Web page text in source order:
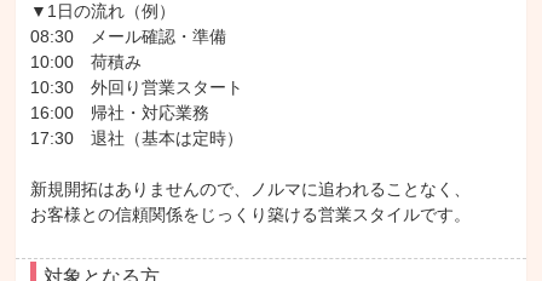
▼1日の流れ（例）
08:30　メール確認・準備
10:00　荷積み
10:30　外回り営業スタート
16:00　帰社・対応業務
17:30　退社（基本は定時）
新規開拓はありませんので、ノルマに追われることなく、
お客様との信頼関係をじっくり築ける営業スタイルです。
対象となる方